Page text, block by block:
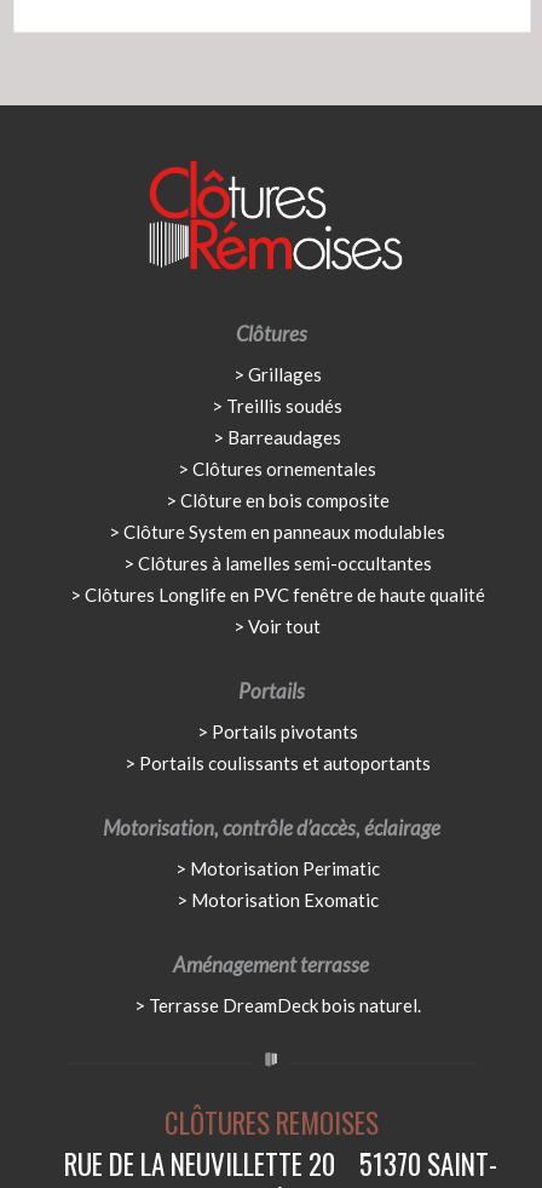
Clôtures
Grillages
Treillis soudés
Barreaudages
Clôtures ornementales
Clôture en bois composite
Clôture System en panneaux modulables
Clôtures à lamelles semi-occultantes
Clôtures Longlife en PVC fenêtre de haute qualité
Voir tout
Portails
Portails pivotants
Portails coulissants et autoportants
Motorisation, contrôle d’accès, éclairage
Motorisation Perimatic
Motorisation Exomatic
Aménagement terrasse
Terrasse DreamDeck bois naturel.
CLÔTURES REMOISES
RUE DE LA NEUVILLETTE 20
51370 SAINT-